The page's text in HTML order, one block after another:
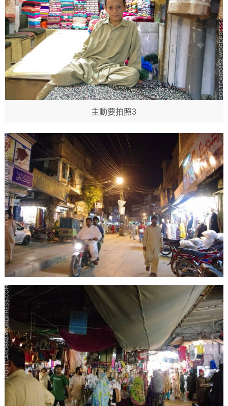
主動要拍照3